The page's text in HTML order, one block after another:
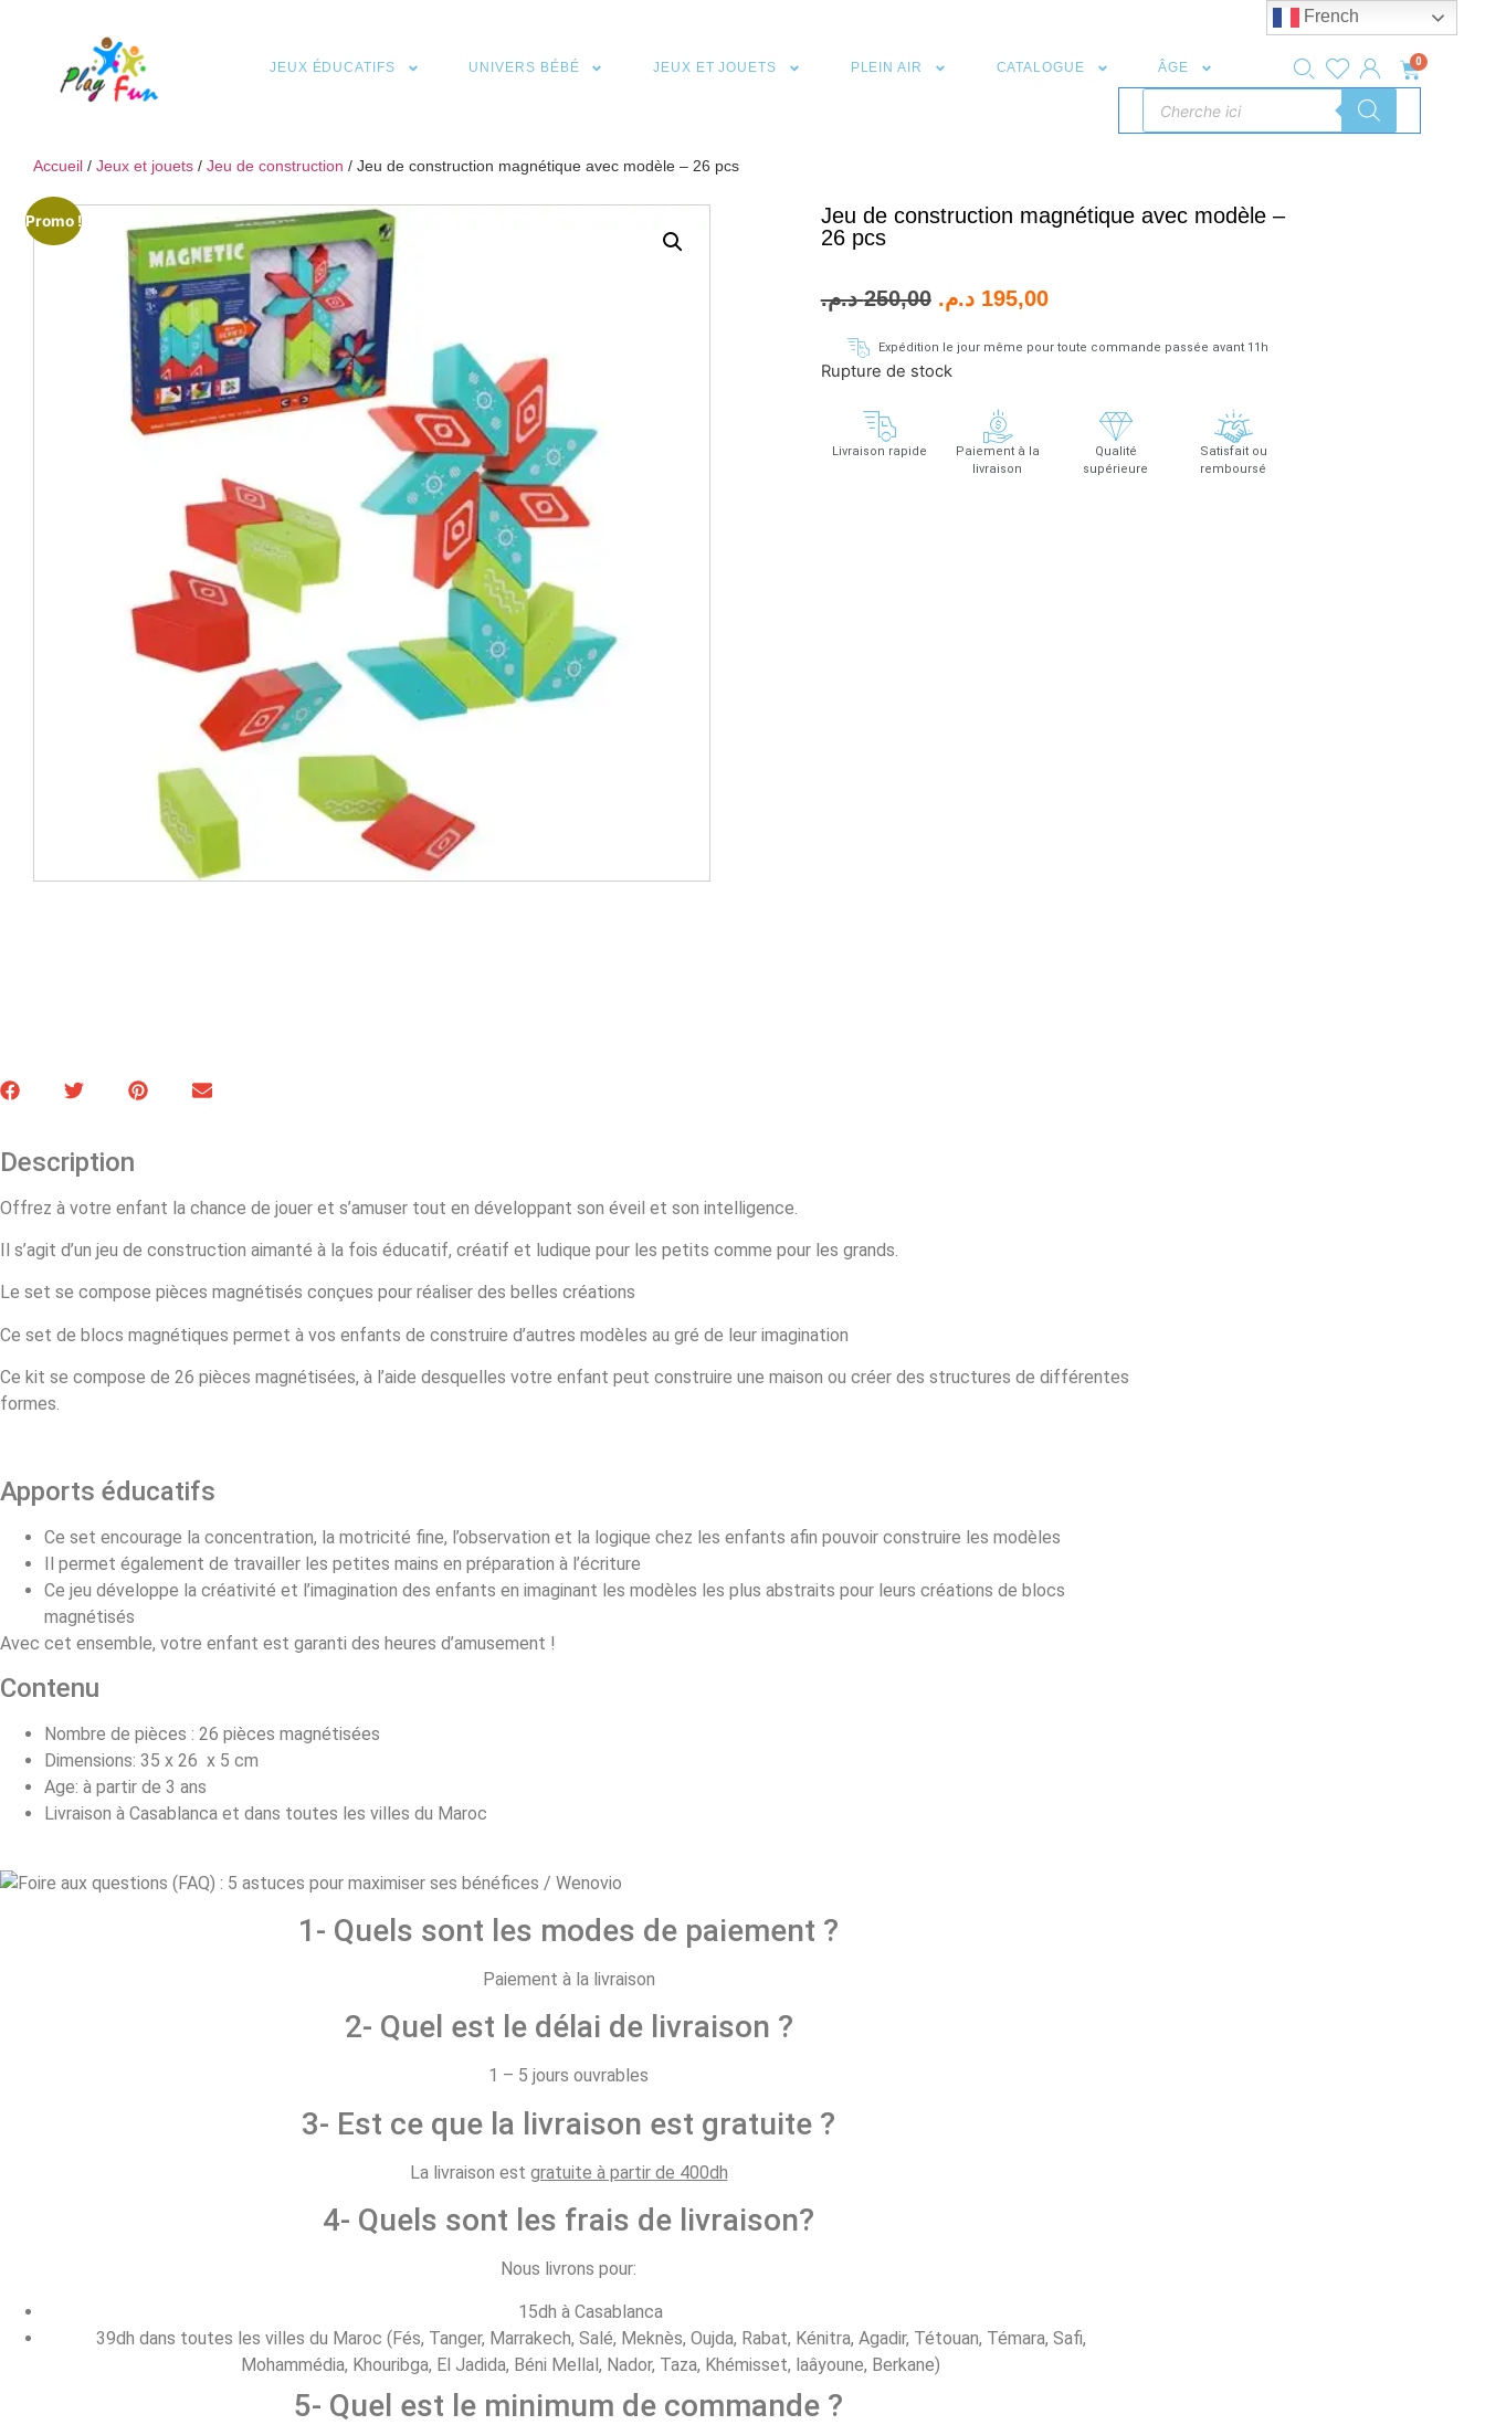
JEUX ÉDUCATIFS UNIVERS BÉBÉ JEUX ET JOUETS PLEIN AIR CATALOGUE ÂGE 0
Accueil / Jeux et jouets / Jeu de construction / Jeu de construction magnétique avec modèle – 26 pcs
Promo !
Jeu de construction magnétique avec modèle –
26 pcs
250,00 د.م. 195,00 د.م.
Expédition le jour même pour toute commande passée avant 11h
Rupture de stock
Livraison rapide
Paiement à la
livraison
Qualité
supérieure
Satisfait ou
remboursé
Description
Offrez à votre enfant la chance de jouer et s’amuser tout en développant son éveil et son intelligence.
Il s’agit d’un jeu de construction aimanté à la fois éducatif, créatif et ludique pour les petits comme pour les grands.
Le set se compose pièces magnétisés conçues pour réaliser des belles créations
Ce set de blocs magnétiques permet à vos enfants de construire d’autres modèles au gré de leur imagination
Ce kit se compose de 26 pièces magnétisées, à l’aide desquelles votre enfant peut construire une maison ou créer des structures de différentes
formes.
Apports éducatifs
Ce set encourage la concentration, la motricité fine, l’observation et la logique chez les enfants afin pouvoir construire les modèles
Il permet également de travailler les petites mains en préparation à l’écriture
Ce jeu développe la créativité et l’imagination des enfants en imaginant les modèles les plus abstraits pour leurs créations de blocs
magnétisés
Avec cet ensemble, votre enfant est garanti des heures d’amusement !
Contenu
Nombre de pièces : 26 pièces magnétisées
Dimensions: 35 x 26 x 5 cm
Age: à partir de 3 ans
Livraison à Casablanca et dans toutes les villes du Maroc
1- Quels sont les modes de paiement ?
Paiement à la livraison
2- Quel est le délai de livraison ?
1 – 5 jours ouvrables
3- Est ce que la livraison est gratuite ?
La livraison est gratuite à partir de 400dh
4- Quels sont les frais de livraison?
Nous livrons pour:
15dh à Casablanca
39dh dans toutes les villes du Maroc (Fés, Tanger, Marrakech, Salé, Meknès, Oujda, Rabat, Kénitra, Agadir, Tétouan, Témara, Safi,
Mohammédia, Khouribga, El Jadida, Béni Mellal, Nador, Taza, Khémisset, laâyoune, Berkane)
5- Quel est le minimum de commande ?
French